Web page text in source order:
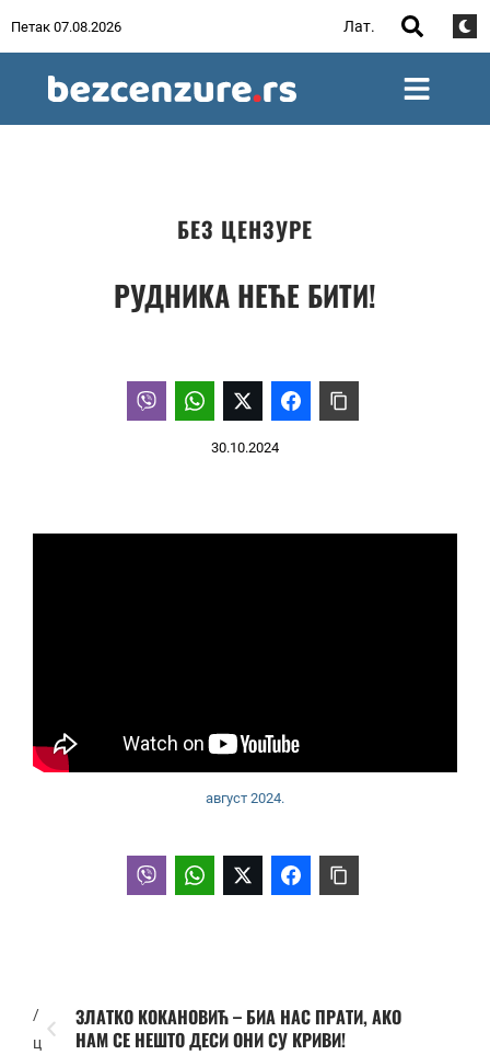
Петак 07.08.2026 Лат.
БЕЗ ЦЕНЗУРЕ
РУДНИКА НЕЋЕ БИТИ!
30.10.2024
август 2024.
/
ц
ЗЛАТКО КОКАНОВИЋ – БИА НАС ПРАТИ, АКО
НАМ СЕ НЕШТО ДЕСИ ОНИ СУ КРИВИ!